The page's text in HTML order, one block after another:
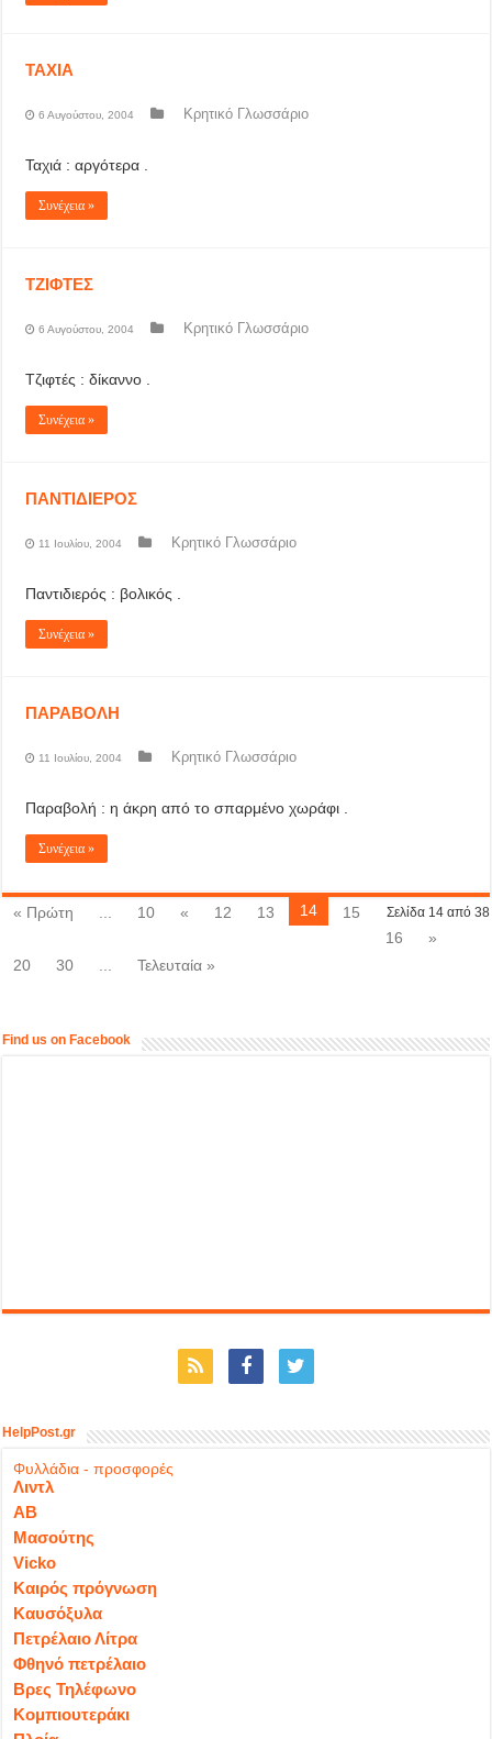
ΤΑΧΙΑ
6 Αυγούστου, 2004 Κρητικό Γλωσσάριο
Ταχιά : αργότερα .
Συνέχεια »
ΤΖΙΦΤΕΣ
6 Αυγούστου, 2004 Κρητικό Γλωσσάριο
Τζιφτές : δίκαννο .
Συνέχεια »
ΠΑΝΤΙΔΙΕΡΟΣ
11 Ιουλίου, 2004 Κρητικό Γλωσσάριο
Παντιδιερός : βολικός .
Συνέχεια »
ΠΑΡΑΒΟΛΗ
11 Ιουλίου, 2004 Κρητικό Γλωσσάριο
Παραβολή : η άκρη από το σπαρμένο χωράφι .
Συνέχεια »
Σελίδα 14 από 38
« Πρώτη 10 « 12 13 14
15
16
»
20
30 Τελευταία »
Find us on Facebook
HelpPost.gr
Φυλλάδια - προσφορές
Λιντλ
ΑΒ
Μασούτης
Vicko
Καιρός πρόγνωση
Καυσόξυλα
Πετρέλαιο Λίτρα
Φθηνό πετρέλαιο
Βρες Τηλέφωνο
Κομπιουτεράκι